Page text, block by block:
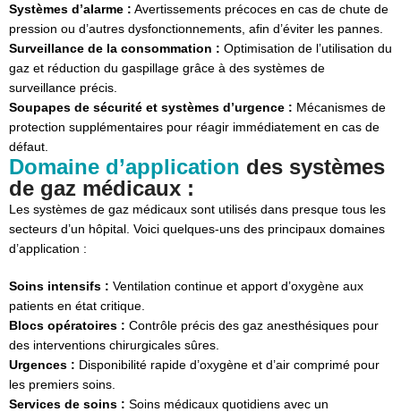
Systèmes d’alarme : Avertissements précoces en cas de chute de
pression ou d’autres dysfonctionnements, afin d’éviter les pannes.
Surveillance de la consommation : Optimisation de l’utilisation du
gaz et réduction du gaspillage grâce à des systèmes de
surveillance précis.
Soupapes de sécurité et systèmes d’urgence : Mécanismes de
protection supplémentaires pour réagir immédiatement en cas de
défaut.
Domaine d’application des systèmes
de gaz médicaux :
Les systèmes de gaz médicaux sont utilisés dans presque tous les
secteurs d’un hôpital. Voici quelques-uns des principaux domaines
d’application :
Soins intensifs : Ventilation continue et apport d’oxygène aux
patients en état critique.
Blocs opératoires : Contrôle précis des gaz anesthésiques pour
des interventions chirurgicales sûres.
Urgences : Disponibilité rapide d’oxygène et d’air comprimé pour
les premiers soins.
Services de soins : Soins médicaux quotidiens avec un